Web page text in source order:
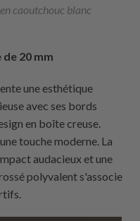
caoutchouc blanc
20 mm
une esthétique
avec ses bords
en boîte creuse.
touche moderne. La
audacieux et une
polyvalent s'associe